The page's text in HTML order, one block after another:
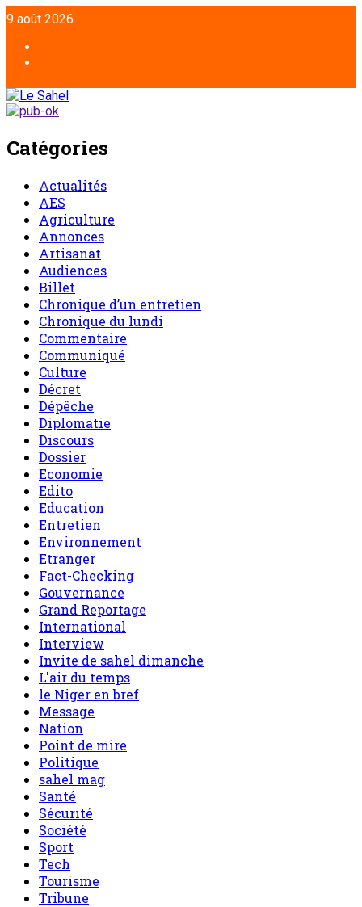
9 août 2026
Catégories
Actualités
AES
Agriculture
Annonces
Artisanat
Audiences
Billet
Chronique d’un entretien
Chronique du lundi
Commentaire
Communiqué
Culture
Décret
Dépêche
Diplomatie
Discours
Dossier
Economie
Edito
Education
Entretien
Environnement
Etranger
Fact-Checking
Gouvernance
Grand Reportage
International
Interview
Invite de sahel dimanche
L'air du temps
le Niger en bref
Message
Nation
Point de mire
Politique
sahel mag
Santé
Sécurité
Société
Sport
Tech
Tourisme
Tribune